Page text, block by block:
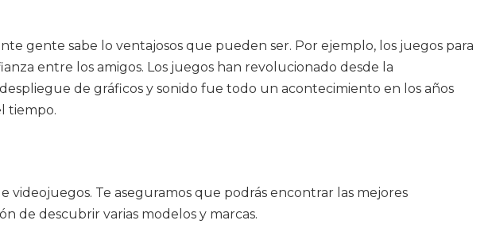
gente sabe lo ventajosos que pueden ser. Por ejemplo, los juegos para
entre los amigos. Los juegos han revolucionado desde la
de gráficos y sonido fue todo un acontecimiento en los años
tiempo.
videojuegos. Te aseguramos que podrás encontrar las mejores
de descubrir varias modelos y marcas.